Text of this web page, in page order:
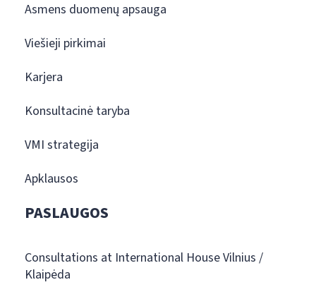
Asmens duomenų apsauga
Viešieji pirkimai
Karjera
Konsultacinė taryba
VMI strategija
Apklausos
PASLAUGOS
Consultations at International House Vilnius /
Klaipėda